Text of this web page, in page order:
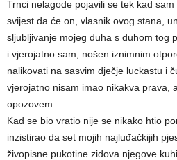
Trnci nelagode pojavili se tek kad
svijest da će on, vlasnik ovog stana,
sljubljivanje mojeg duha s duhom tog
i vjerojatno sam, nošen iznimnim
nalikovati na sasvim dječje luckastu i
vjerojatno nisam imao nikakva prava,
opozovem.
Kad se bio vratio nije se nikako htio
inzistirao da set mojih najluđačkijih
živopisne pukotine zidova njegove